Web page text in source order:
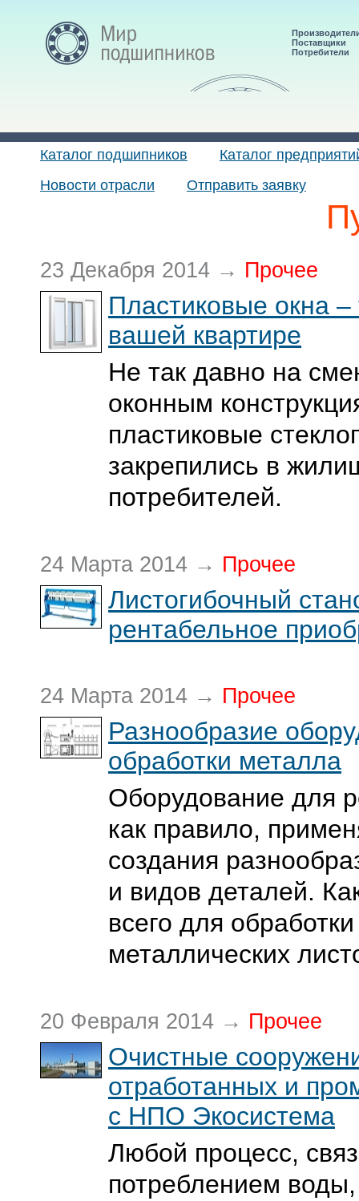
Поставщики
Потребители
Каталог подшипников
Каталог
Новости отрасли
Отправить заявку
23 Декабря 2014 → Прочее
Пластиковые окна
вашей квартире
Не так давно на
оконным
пластиковые
закрепились в
потребителей.
24 Марта 2014 → Прочее
Листогибочный
рентабельное
24 Марта 2014 → Прочее
Разнообразие
обработки металла
Оборудование для
как правило,
создания
и видов деталей.
всего для
металлических
20 Февраля 2014 → Прочее
Очистные
отработанных и
c НПО Экосистема
Любой процесс,
потреблением воды,